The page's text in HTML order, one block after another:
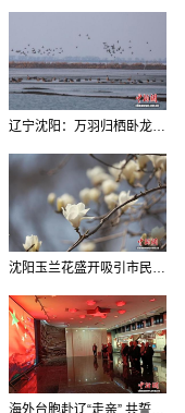
辽宁沈阳：万羽归栖卧龙湖看群鸟齐飞
沈阳玉兰花盛开吸引市民打卡
海外台胞赴辽“走亲” 共誓“和平初心”